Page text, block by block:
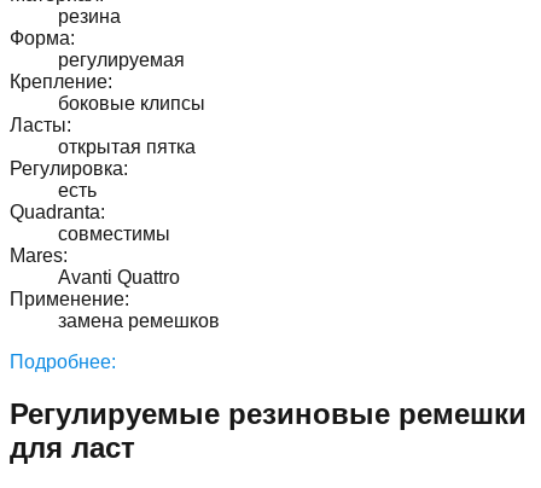
резина
Форма:
регулируемая
Крепление:
боковые клипсы
Ласты:
открытая пятка
Регулировка:
есть
Quadranta:
совместимы
Mares:
Avanti Quattro
Применение:
замена ремешков
Подробнее:
Регулируемые резиновые ремешки
для ласт